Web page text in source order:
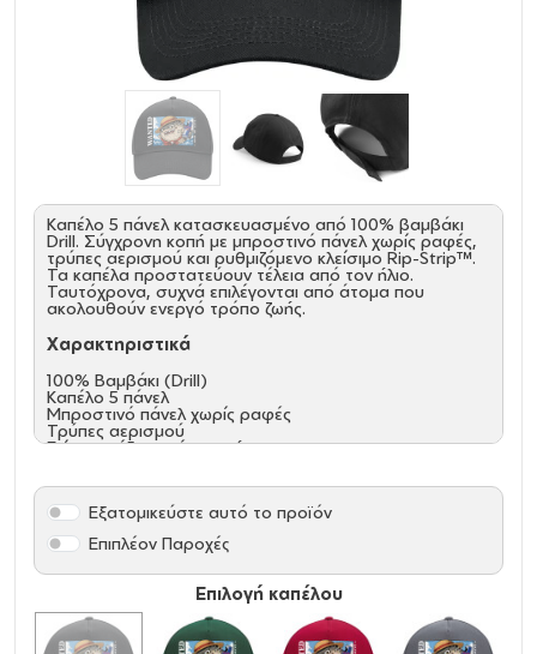
Καπέλο 5 πάνελ κατασκευασμένο από 100% βαμβάκι
Drill. Σύγχρονη κοπή με μπροστινό πάνελ χωρίς ραφές,
τρύπες αερισμού και ρυθμιζόμενο κλείσιμο Rip-Strip™.
Τα καπέλα προστατεύουν τέλεια από τον ήλιο.
Ταυτόχρονα, συχνά επιλέγονται από άτομα που
ακολουθούν ενεργό τρόπο ζωής.
Χαρακτηριστικά
100% Βαμβάκι (Drill)
Καπέλο 5 πάνελ
Μπροστινό πάνελ χωρίς ραφές
Τρύπες αερισμού
Γείσο με έξι σειρές ραφής
Επιλογή καπέλου
Εξατομικεύστε αυτό το προϊόν
Επιπλέον Παροχές